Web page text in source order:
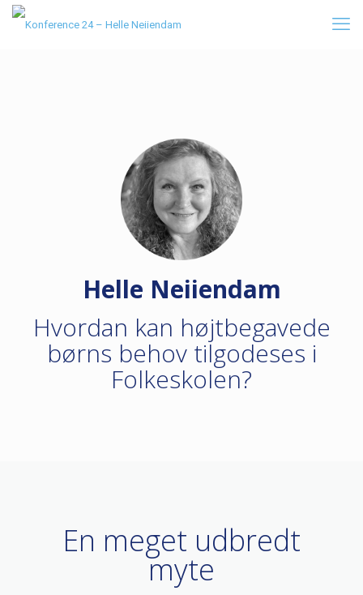
Helle Neiiendam
Hvordan kan højtbegavede
børns behov tilgodeses i
Folkeskolen?
En meget udbredt
myte